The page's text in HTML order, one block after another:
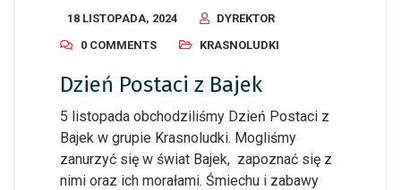
18 LISTOPADA, 2024
DYREKTOR
0 COMMENTS
KRASNOLUDKI
Dzień Postaci z Bajek
5 listopada obchodziliśmy Dzień Postaci z
Bajek w grupie Krasnoludki. Mogliśmy
zanurzyć się w świat Bajek, zapoznać się z
nimi oraz ich morałami. Śmiechu i zabawy